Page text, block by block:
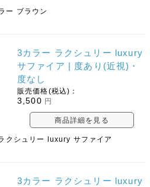
ー ブラウン
3カラー ラクシュリー luxury
サファイア | 度あり(近視)・
度なし
販売価格(税込)：
3,500 円
商品詳細を見る
クシュリー luxury サファイア
3カラー ラクシュリー luxury